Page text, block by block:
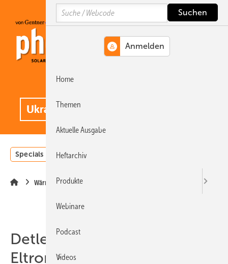
Hauptinhalt
Hauptmenü
SiteSearch
Specials Einstrahlungsatlas
Wärme
Detlef Neuhaus von Stiebel
Eltron: „Wer den Wandel
Search
Home
Themen
Aktuelle Ausgabe
Heftarchiv
Produkte
Webinare
Podcast
Videos